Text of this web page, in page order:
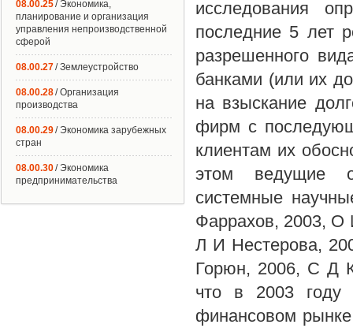
исследования
последние 5 лет
разрешенного
банками (или их
на взыскание
фирм с
клиентам их
этом ведущие
системные
Фаррахов, 2003,
Л И Нестерова,
Горюн, 2006, С Д
что в 2003 году
финансовом
08.00.25/ Экономика,
планирование и организация
управления непроизводственной
сферой
08.00.27/ Землеустройство
08.00.28/ Организация
производства
08.00.29/ Экономика зарубежных
стран
08.00.30/ Экономика
предпринимательства